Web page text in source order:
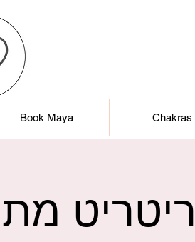
Book Maya Chakras
ריטריט